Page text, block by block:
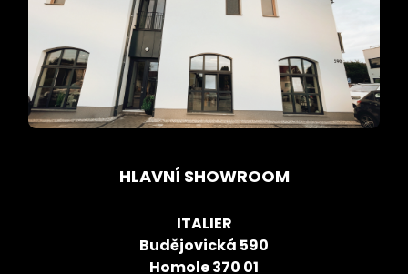
HLAVNÍ SHOWROOM
ITALIER
Budějovická 590
Homole 370 01